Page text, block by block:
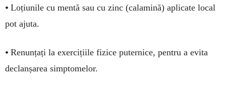
• Loțiunile cu mentă sau cu zinc (calamină) aplicate local
pot ajuta.
• Renunțați la exercițiile fizice puternice, pentru a evita
declanșarea simptomelor.